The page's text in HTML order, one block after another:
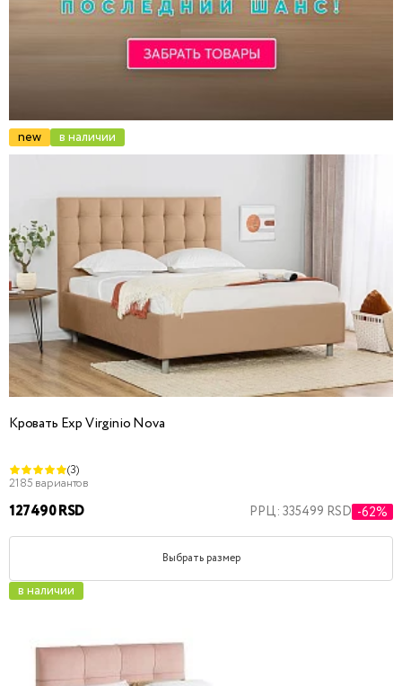
new в наличии
Кровать Exp Virginio Nova
(3)
2185 вариантов
127490 RSD РРЦ: 335499 RSD -62%
Выбрать размер
в наличии